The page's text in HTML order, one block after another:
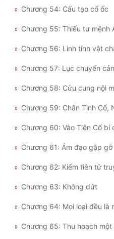
Chương 54: Cấu tạo cổ ốc
Chương 55: Thiếu tư mệnh
Chương 56: Linh tính vật
Chương 57: Lục chuyển
Chương 58: Cửu cung nội
Chương 59: Chân Tình Cổ,
Chương 60: Vào Tiên Cổ bí
Chương 61: Ám đạo gặp gỡ
Chương 62: Kiếm tiên tử
Chương 63: Không dứt
Chương 64: Mọi loại đều là
Chương 65: Thu hoạch